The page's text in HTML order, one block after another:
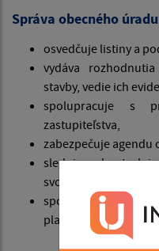
Správa obecného
osvedčuje listiny a
vydáva
stavby, vedie ich
spolupracuje s
zastupiteľstva,
zabezpečuje agendu
sleduje a
svojej pracovnej
spolupracuje pri
platných na území